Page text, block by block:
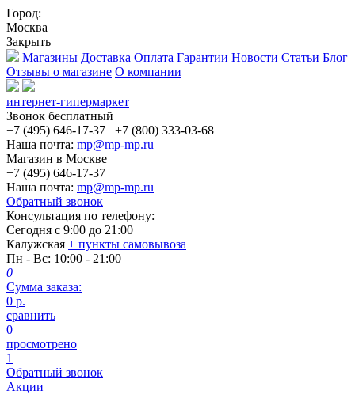
Город:
Москва
Закрыть
Магазины Доставка Оплата Гарантии Новости Статьи Блог
Отзывы о магазине О компании
интернет-гипермаркет
Звонок бесплатный
+7 (495) 646-17-37
+7 (800) 333-03-68
Наша почта: mp@mp-mp.ru
Магазин в Москве
+7 (495) 646-17-37
Наша почта: mp@mp-mp.ru
Обратный звонок
Консультация по телефону:
Сегодня с 9:00 до 21:00
Калужская + пункты самовывоза
Пн - Вс: 10:00 - 21:00
0
Сумма заказа:
0 р.
сравнить
0
просмотрено
1
Обратный звонок
Акции